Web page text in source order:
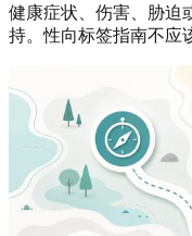
健康症状、伤害、胁迫
持。性向标签指南不应